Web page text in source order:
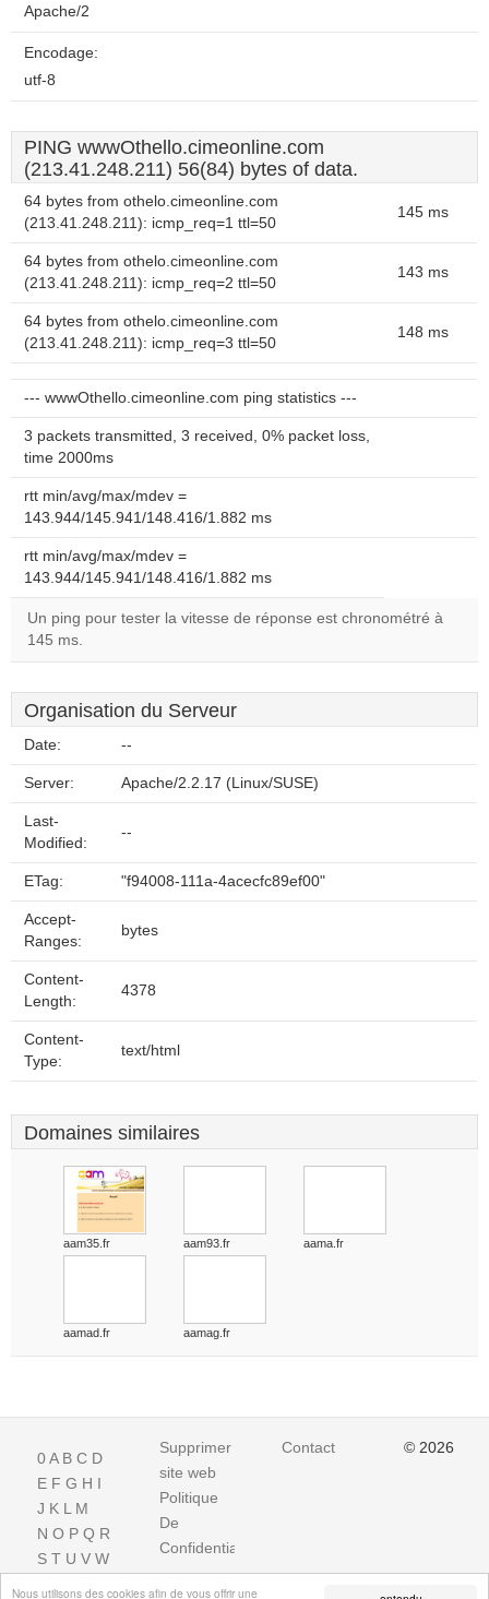
Nous utilisons des cookies afin de vous offrir une
Apache/2
Encodage:
utf-8
PING wwwOthello.cimeonline.com
(213.41.248.211) 56(84) bytes of data.
64 bytes from othelo.cimeonline.com
(213.41.248.211): icmp_req=1 ttl=50
145 ms
64 bytes from othelo.cimeonline.com
(213.41.248.211): icmp_req=2 ttl=50
143 ms
64 bytes from othelo.cimeonline.com
(213.41.248.211): icmp_req=3 ttl=50
148 ms
--- wwwOthello.cimeonline.com ping statistics ---
3 packets transmitted, 3 received, 0% packet loss,
time 2000ms
rtt min/avg/max/mdev =
143.944/145.941/148.416/1.882 ms
rtt min/avg/max/mdev =
143.944/145.941/148.416/1.882 ms
Un ping pour tester la vitesse de réponse est chronométré à
145 ms.
Organisation du Serveur
Date: --
Server: Apache/2.2.17 (Linux/SUSE)
Last-
Modified:
--
ETag: "f94008-111a-4acecfc89ef00"
Accept-
Ranges:
bytes
Content-
Length:
4378
Content-
Type:
text/html
Domaines similaires
aam35.fr aam93.fr aama.fr
aamad.fr aamag.fr
0A B C D
E F G H I
J K L M
N O P Q R
S T U V W
Supprimer
site web
Politique
De
Confidentialite
Contact © 2026